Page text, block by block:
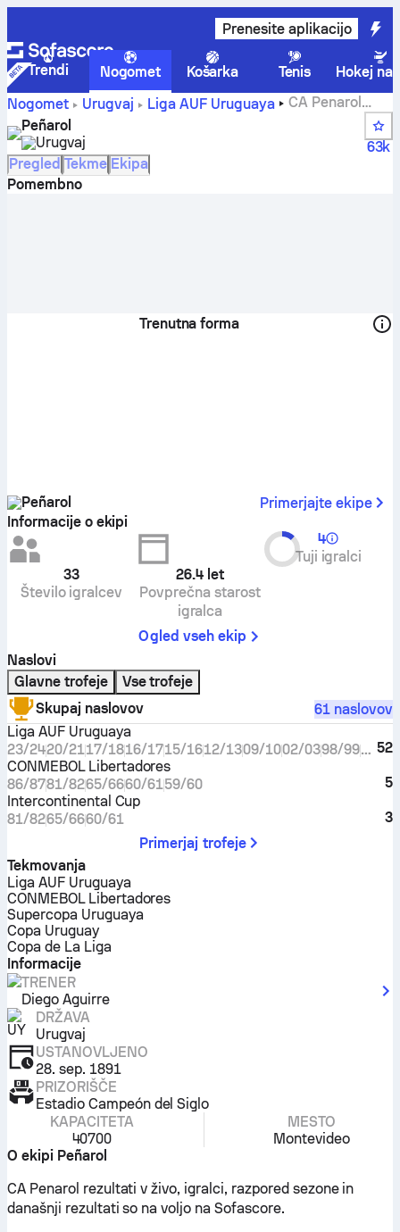
Prenesite aplikacijo
Trendi Nogomet Košarka Tenis
Hokej na
Nogomet
Urugvaj Liga AUF Uruguaya
CA Penarol
rezultati, razporedi, lestvica in statistika igralcev
Peñarol
Urugvaj
63k
Pregled Tekme Ekipa
Pomembno
Trenutna forma
Peñarol
Primerjajte ekipe
Informacije o ekipi
33
Število igralcev
26.4 let
Povprečna starost
igralca
4
Tuji igralci
Ogled vseh ekip
Naslovi
Glavne trofeje
Vse trofeje
Skupaj naslovov
61 naslovov
Liga AUF Uruguaya
23/2420/2117/1816/1715/1612/1309/1002/0398/9996/97
52
CONMEBOL Libertadores
86/8781/8265/6660/6159/60
5
Intercontinental Cup
81/8265/6660/61
3
Primerjaj trofeje
Tekmovanja
Liga AUF Uruguaya
CONMEBOL Libertadores
Supercopa Uruguaya
Copa Uruguay
Copa de La Liga
Informacije
TRENER
Diego Aguirre
DRŽAVA
Urugvaj
USTANOVLJENO
28. sep. 1891
PRIZORIŠČE
Estadio Campeón del Siglo
KAPACITETA
40700
MESTO
Montevideo
O ekipi Peñarol
CA Penarol rezultati v živo, igralci, razpored sezone in
današnji rezultati so na voljo na Sofascore.